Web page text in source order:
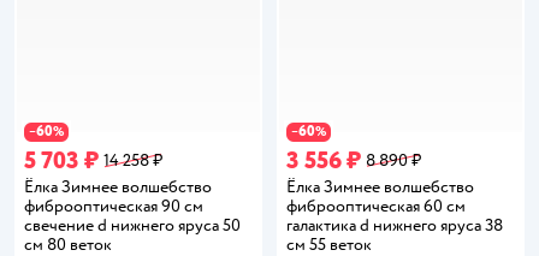
−60%
5 703 ₽ 14 258 ₽
Ёлка Зимнее волшебство
фиброоптическая 90 см
свечение d нижнего яруса 50
см 80 веток
−60%
3 556 ₽ 8 890 ₽
Ёлка Зимнее волшебство
фиброоптическая 60 см
галактика d нижнего яруса 38
см 55 веток